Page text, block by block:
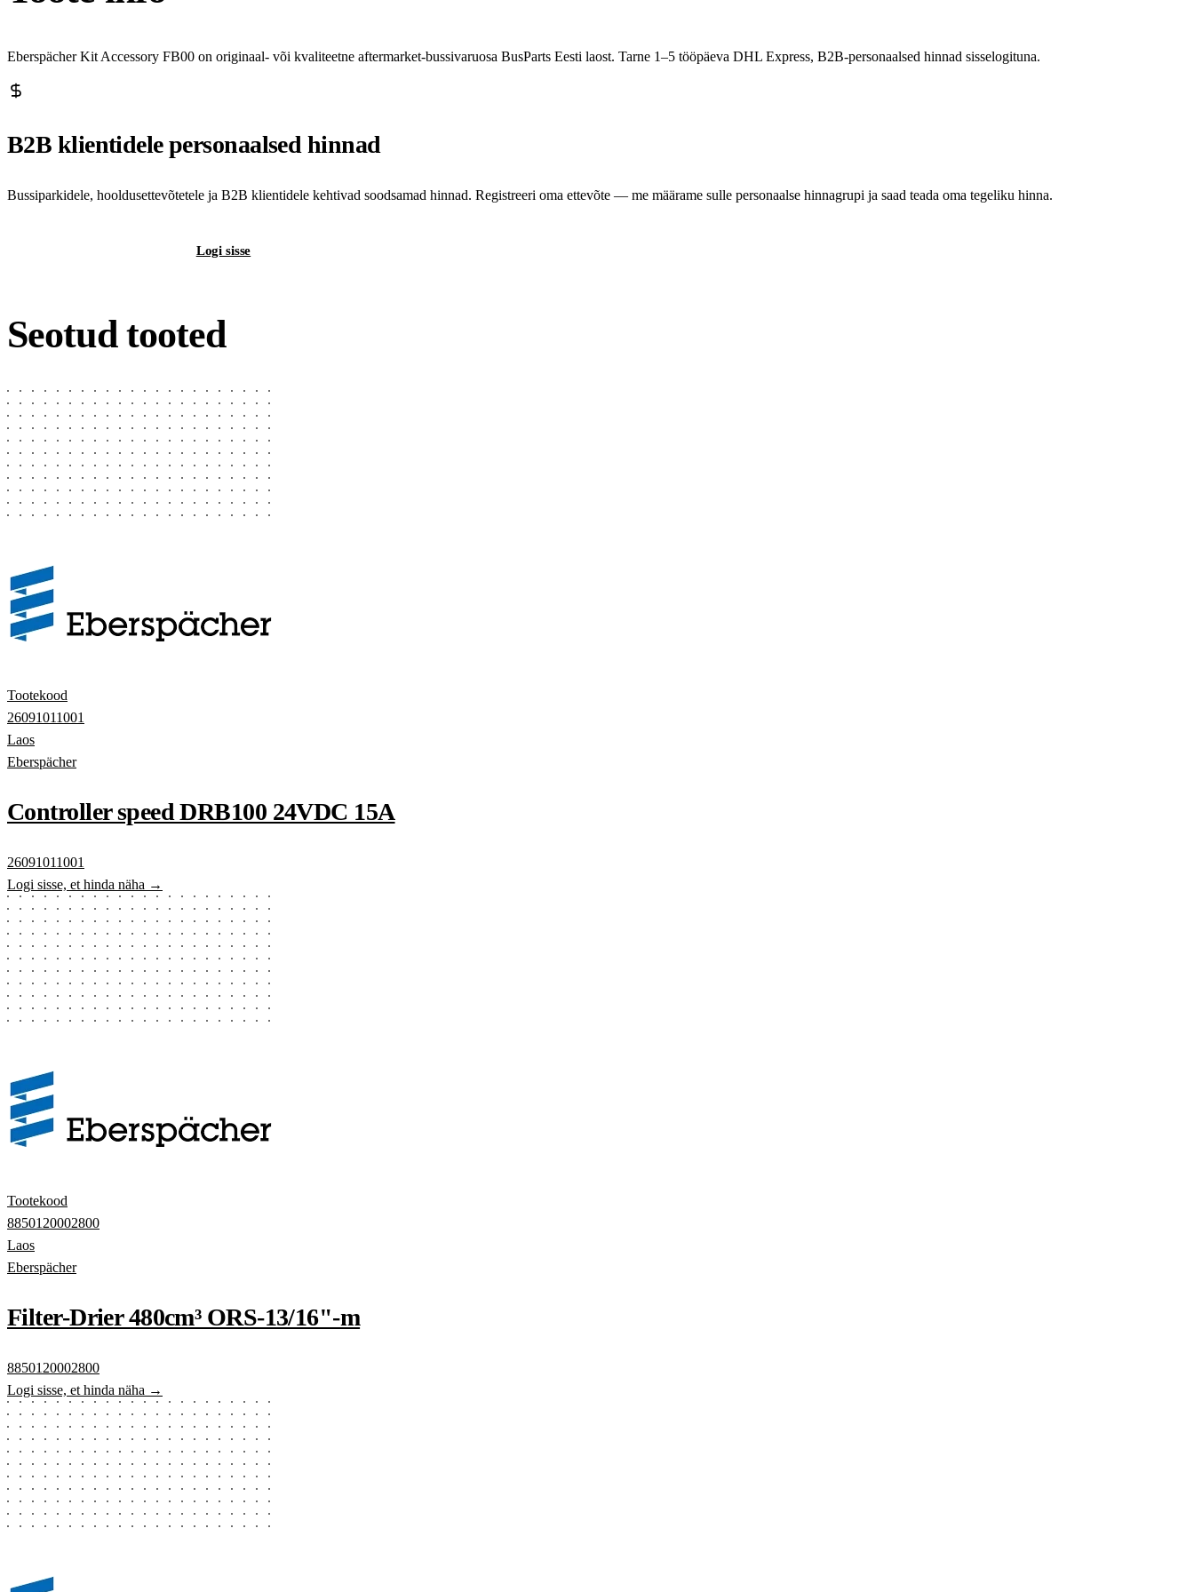
Eberspächer Kit Accessory FB00 on originaal- või kvaliteetne aftermarket-bussivaruosa BusParts Eesti laost. Tarne 1–5 tööpäeva DHL Express, B2B-personaalsed hinnad sisselogituna.
B2B klientidele personaalsed hinnad
Bussiparkidele, hooldusettevõtetele ja B2B klientidele kehtivad soodsamad hinnad. Registreeri oma ettevõte — me määrame sulle personaalse hinnagrupi ja saad teada oma tegeliku hinna.
Logi sisse
Seotud tooted
Tootekood
26091011001
Laos
Eberspächer
Controller speed DRB100 24VDC 15A
26091011001
Logi sisse, et hinda näha →
Tootekood
8850120002800
Laos
Eberspächer
Filter-Drier 480cm³ ORS-13/16"-m
8850120002800
Logi sisse, et hinda näha →